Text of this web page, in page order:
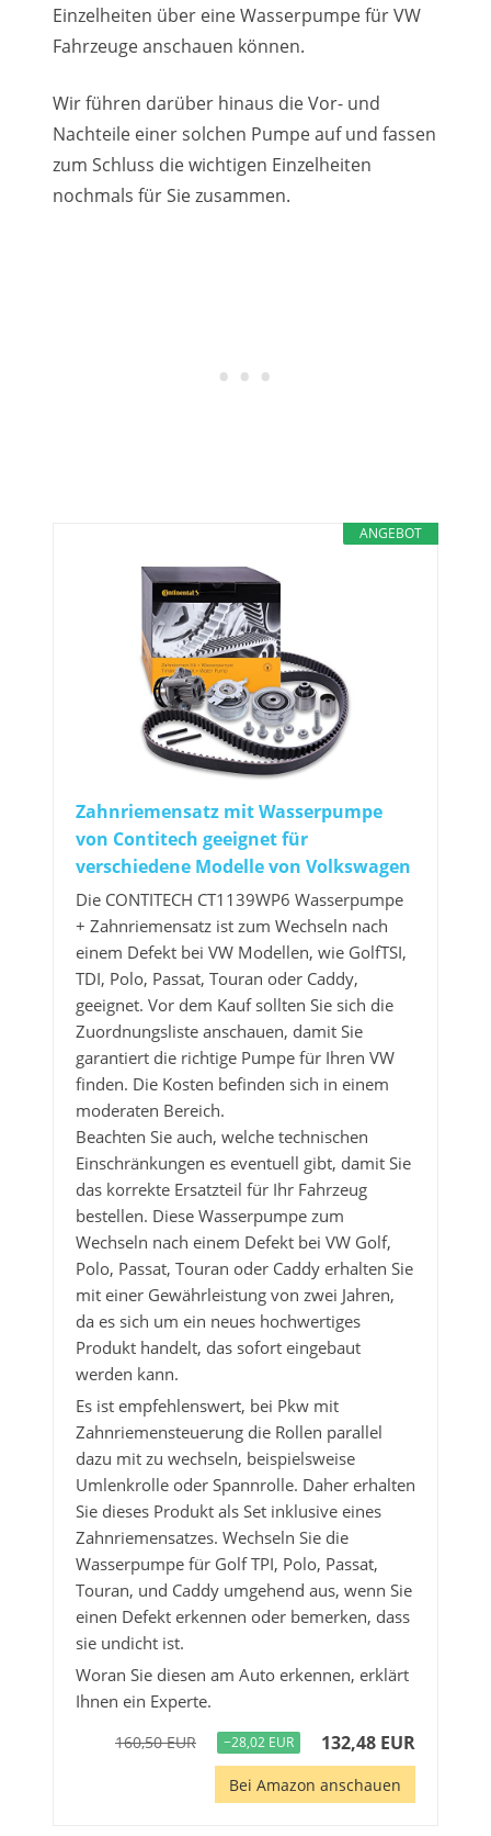
Einzelheiten über eine Wasserpumpe für VW
Fahrzeuge anschauen können.
Wir führen darüber hinaus die Vor- und
Nachteile einer solchen Pumpe auf und fassen
zum Schluss die wichtigen Einzelheiten
nochmals für Sie zusammen.
ANGEBOT
Zahnriemensatz mit Wasserpumpe
von Contitech geeignet für
verschiedene Modelle von Volkswagen
Die CONTITECH CT1139WP6 Wasserpumpe
+ Zahnriemensatz ist zum Wechseln nach
einem Defekt bei VW Modellen, wie GolfTSI,
TDI, Polo, Passat, Touran oder Caddy,
geeignet. Vor dem Kauf sollten Sie sich die
Zuordnungsliste anschauen, damit Sie
garantiert die richtige Pumpe für Ihren VW
finden. Die Kosten befinden sich in einem
moderaten Bereich.
Beachten Sie auch, welche technischen
Einschränkungen es eventuell gibt, damit Sie
das korrekte Ersatzteil für Ihr Fahrzeug
bestellen. Diese Wasserpumpe zum
Wechseln nach einem Defekt bei VW Golf,
Polo, Passat, Touran oder Caddy erhalten Sie
mit einer Gewährleistung von zwei Jahren,
da es sich um ein neues hochwertiges
Produkt handelt, das sofort eingebaut
werden kann.
Es ist empfehlenswert, bei Pkw mit
Zahnriemensteuerung die Rollen parallel
dazu mit zu wechseln, beispielsweise
Umlenkrolle oder Spannrolle. Daher erhalten
Sie dieses Produkt als Set inklusive eines
Zahnriemensatzes. Wechseln Sie die
Wasserpumpe für Golf TPI, Polo, Passat,
Touran, und Caddy umgehend aus, wenn Sie
einen Defekt erkennen oder bemerken, dass
sie undicht ist.
Woran Sie diesen am Auto erkennen, erklärt
Ihnen ein Experte.
160,50 EUR −28,02 EUR 132,48 EUR
Bei Amazon anschauen